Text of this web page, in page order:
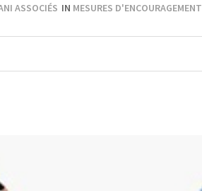
ASSOCIÉS IN MESURES D'ENCOURAGEMENT